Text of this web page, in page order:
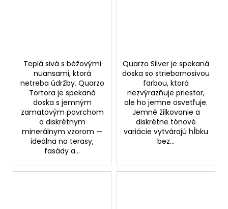
Teplá sivá s béžovými
nuansami, ktorá
netreba údržby. Quarzo
Tortora je spekaná
doska s jemným
zamatovým povrchom
a diskrétnym
minerálnym vzorom —
ideálna na terasy,
fasády a...
Quarzo Silver je spekaná
doska so striebornosivou
farbou, ktorá
nezvýrazňuje priestor,
ale ho jemne osvetľuje.
Jemné žilkovanie a
diskrétne tónové
variácie vytvárajú hĺbku
bez...